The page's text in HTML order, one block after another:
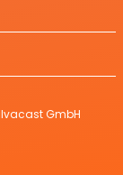
GmbH